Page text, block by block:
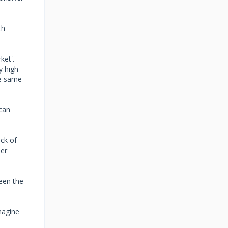
high-
same
of
the